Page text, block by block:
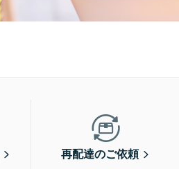
再配達のご依頼